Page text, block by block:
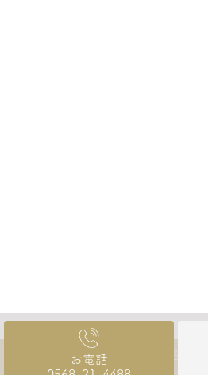
© となりの歯科・矯正歯科 北名古屋
お電話